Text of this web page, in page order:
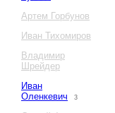
Артем Горбунов
Иван Тихомиров
Владимир
Шрейдер
Иван
Оленкевич
3